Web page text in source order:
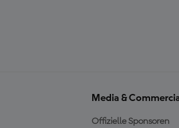
Media &
Offizielle Sponsoren